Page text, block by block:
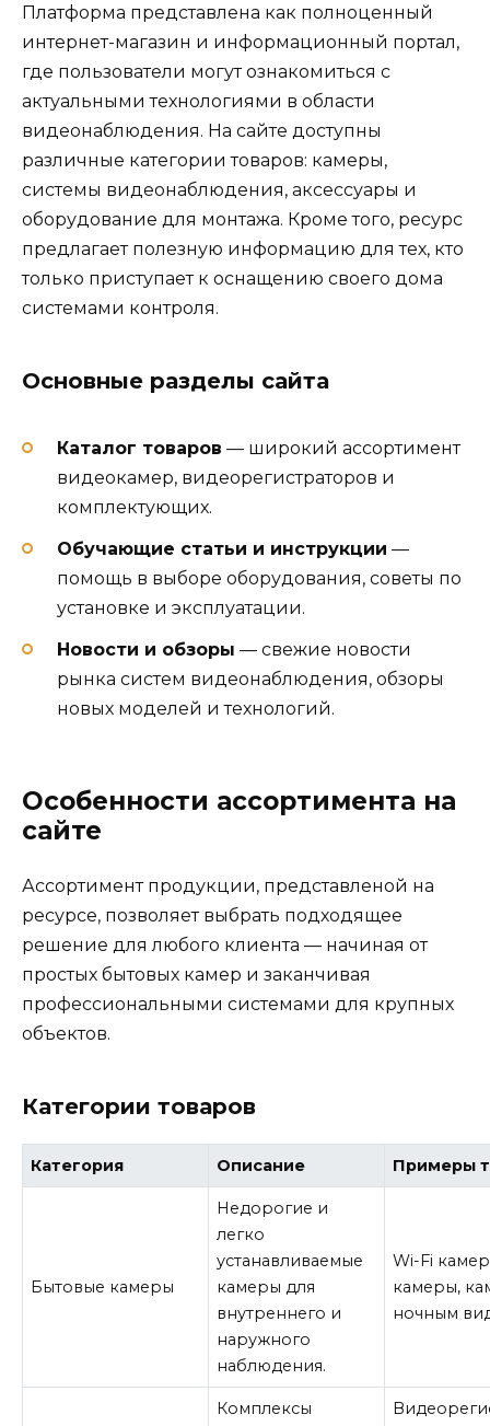
Платформа представлена как полноценный
интернет-магазин и информационный портал,
где пользователи могут ознакомиться с
актуальными технологиями в области
видеонаблюдения. На сайте доступны
различные категории товаров: камеры,
системы видеонаблюдения, аксессуары и
оборудование для монтажа. Кроме того, ресурс
предлагает полезную информацию для тех, кто
только приступает к оснащению своего дома
системами контроля.
Основные разделы сайта
Каталог товаров — широкий ассортимент
видеокамер, видеорегистраторов и
комплектующих.
Обучающие статьи и инструкции —
помощь в выборе оборудования, советы по
установке и эксплуатации.
Новости и обзоры — свежие новости
рынка систем видеонаблюдения, обзоры
новых моделей и технологий.
Особенности ассортимента на
сайте
Ассортимент продукции, представленой на
ресурсе, позволяет выбрать подходящее
решение для любого клиента — начиная от
простых бытовых камер и заканчивая
профессиональными системами для крупных
объектов.
Категории товаров
Категория Описание Примеры
Бытовые камеры
Недорогие и
легко
устанавливаемые
камеры для
внутреннего и
наружного
наблюдения.
Wi-Fi
камеры,
ночным
Комплексы